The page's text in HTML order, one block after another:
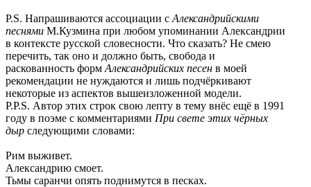
P.S. Напрашиваются ассоциации с Александрийскими
песнями М.Кузмина при любом упоминании Александрии
в контексте русской словесности. Что сказать? Не смею
перечить, так оно и должно быть, свобода и
раскованность форм Александрийских песен в моей
рекомендации не нуждаются и лишь подчёркивают
некоторые из аспектов вышеизложенной модели.
P.P.S. Автор этих строк свою лепту в тему внёс ещё в 1991
году в поэме с комментариями При свете этих чёрных
дыр следующими словами:
Рим выживет.
Александрию смоет.
Тьмы саранчи опять поднимутся в песках.